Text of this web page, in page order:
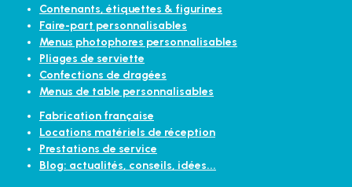
Contenants, étiquettes & figurines
Faire-part personnalisables
Menus photophores personnalisables
Pliages de serviette
Confections de dragées
Menus de table personnalisables
Fabrication française
Locations matériels de réception
Prestations de service
Blog: actualités, conseils, idées...